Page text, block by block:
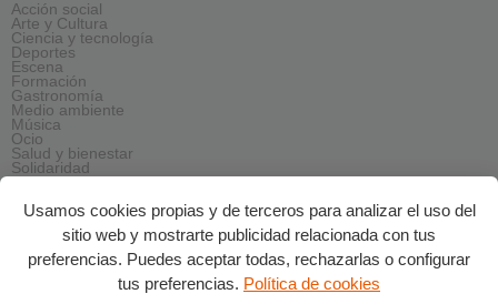
Usamos cookies propias y de terceros para analizar el uso del
sitio web y mostrarte publicidad relacionada con tus
preferencias. Puedes aceptar todas, rechazarlas o configurar
tus preferencias. Política de cookies
Acción social
Arte y Cultura
Ciencia y tecnología
Deportes
Escena
Formación
Gastronomía
Medio ambiente
Música
Ocio
Salud y bienestar
Solidaridad
AGENDA PRÓXIMA
Este fin de semana
Asunción de la Virgen